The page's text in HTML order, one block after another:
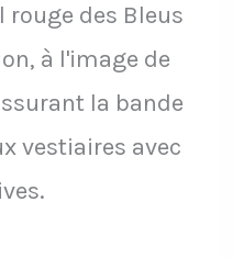
des Bleus
à l'image de
la bande
vestiaires avec